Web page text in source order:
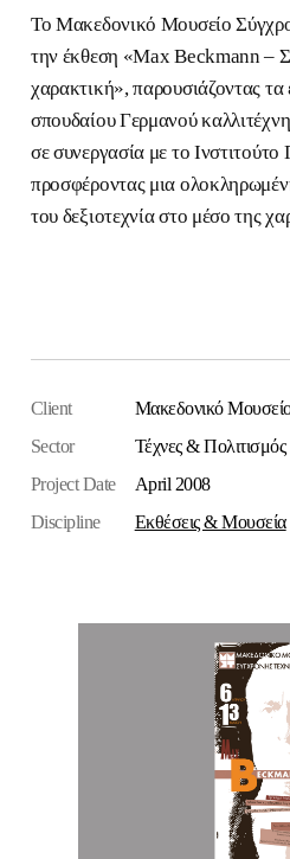
Το Μακεδονικό Μουσείο
την έκθεση «Max Beckmann –
χαρακτική», παρουσιάζοντας τα
σπουδαίου Γερμανού
σε συνεργασία με το
προσφέροντας μια
του δεξιοτεχνία στο μέσο της
Client
Μακεδονικό
Sector
Τέχνες & Πολιτισμός
Project Date
April 2008
Discipline
Εκθέσεις & Μουσεία